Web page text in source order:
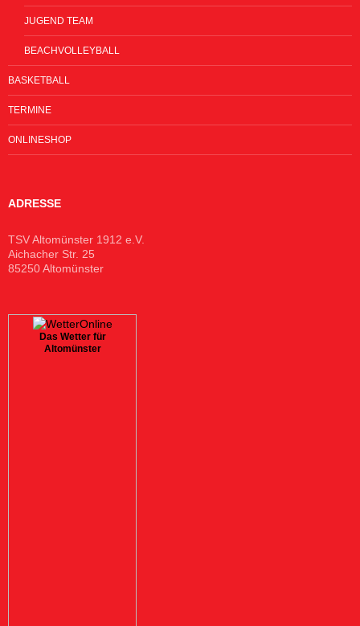
JUGEND TEAM
BEACHVOLLEYBALL
BASKETBALL
TERMINE
ONLINESHOP
ADRESSE
TSV Altomünster 1912 e.V.
Aichacher Str. 25
85250 Altomünster
Das Wetter für
Altomünster